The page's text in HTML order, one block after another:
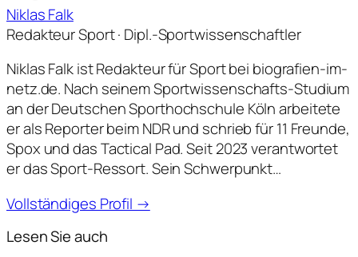
Niklas Falk
Redakteur Sport · Dipl.-Sportwissenschaftler
Niklas Falk ist Redakteur für Sport bei biografien-im-
netz.de. Nach seinem Sportwissenschafts-Studium
an der Deutschen Sporthochschule Köln arbeitete
er als Reporter beim NDR und schrieb für 11 Freunde,
Spox und das Tactical Pad. Seit 2023 verantwortet
er das Sport-Ressort. Sein Schwerpunkt…
Vollständiges Profil →
Lesen Sie auch